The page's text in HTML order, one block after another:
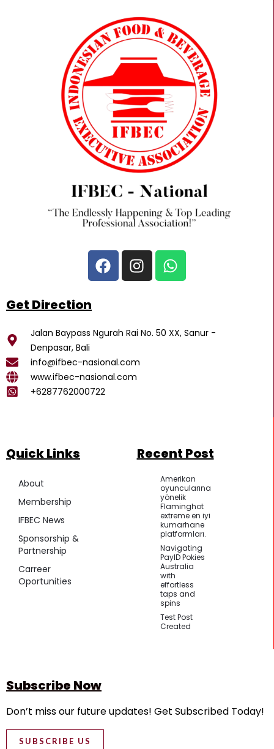
F
a
o
k
I
n
g
a
m
W
h
a
Get Direction
Jalan Baypass Ngurah Rai No. 50 XX, Sanur -
Denpasar, Bali
info@ifbec-nasional.com
www.ifbec-nasional.com
+6287762000722
Quick Links Recent Post
About
Membership
IFBEC News
Sponsorship &
Partnership
Carreer
Oportunities
Amerikan
oyuncularına
yönelik
Flaminghot
extreme en iyi
kumarhane
platformları.
Navigating
PayID Pokies
Australia
with
effortless
taps and
spins
Test Post
Created
Subscribe Now
Don’t miss our future updates! Get Subscribed Today!
SUBSCRIBE US